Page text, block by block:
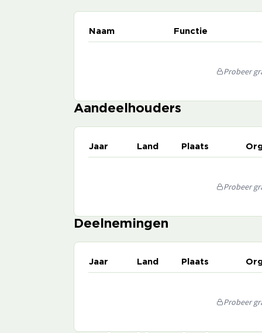
Naam Functie
Probeer
Aandeelhouders
Jaar Land Plaats
Probeer
Deelnemingen
Jaar Land Plaats
Probeer